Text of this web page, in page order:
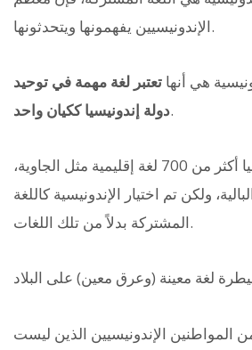
الإندونيسيين يفهمونها ويتحدثونها.
هي أنها تعتبر لغة مهمة في توحيد
دولة إندونيسيا ككيان واحد.
تتعايش في إندونيسيا أكثر من 700 لغة إقليمية مثل الجاوية،
ولكن تم اختيار الإندونيسية كاللغة
المشتركة بدلاً من تلك اللغات.
المواطنين الإندونيسيين الذين ليست